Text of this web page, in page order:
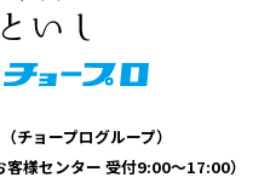
ョープログループ）
客様センター 受付9:00～17:00）